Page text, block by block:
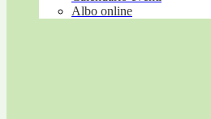
Albo online